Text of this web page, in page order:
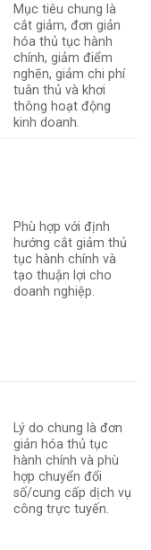
Mục tiêu chung là
cắt giảm, đơn giản
hóa thủ tục hành
chính, giảm điểm
nghẽn, giảm chi phí
tuân thủ và khơi
thông hoạt động
kinh doanh.
Phù hợp với định
hướng cắt giảm thủ
tục hành chính và
tạo thuận lợi cho
doanh nghiệp.
Lý do chung là đơn
giản hóa thủ tục
hành chính và phù
hợp chuyển đổi
số/cung cấp dịch vụ
công trực tuyến.